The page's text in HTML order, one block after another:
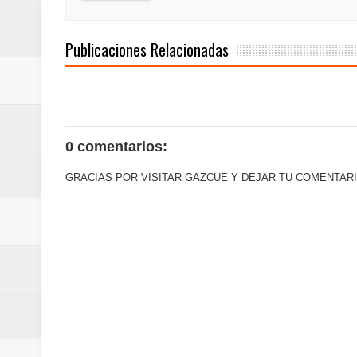
la batuta del maestro José
Publicaciones Relacionadas
0 comentarios:
GRACIAS POR VISITAR GAZCUE Y DEJAR TU